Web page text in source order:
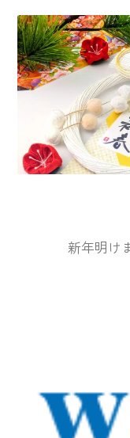
新年明け